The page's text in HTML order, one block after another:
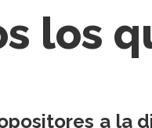
los
a la